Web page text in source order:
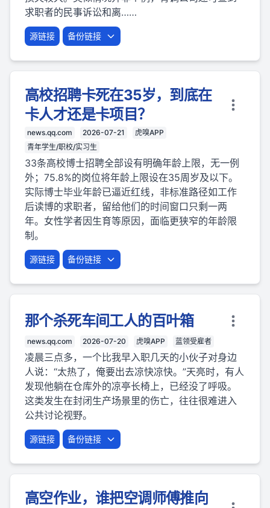
求职者的民事诉讼和离……
源链接 备份链接
高校招聘卡死在35岁，到底在
卡人才还是卡项目？
news.qq.com 2026-07-21
虎嗅APP
青年学生/职校/实习生
33条高校博士招聘全部设有明确年龄上限，无一例
外；75.8%的岗位将年龄上限设在35周岁及以下。
实际博士毕业年龄已逼近红线，非标准路径如工作
后读博的求职者，留给他们的时间窗口只剩一两
年。女性学者因生育等原因，面临更狭窄的年龄限
制。
源链接 备份链接
那个杀死车间工人的百叶箱
news.qq.com 2026-07-20 虎嗅APP 蓝领受雇者
凌晨三点多，一个比我早入职几天的小伙子对身边
人说：“太热了，俺要出去凉快凉快。”天亮时，有人
发现他躺在仓库外的凉亭长椅上，已经没了呼吸。
这类发生在封闭生产场景里的伤亡，往往很难进入
公共讨论视野。
源链接 备份链接
高空作业，谁把空调师傅推向